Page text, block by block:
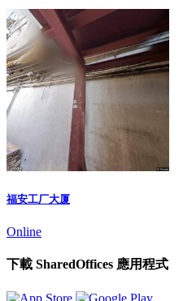
福安工厂大厦
Online
下載 SharedOffices 應用程式